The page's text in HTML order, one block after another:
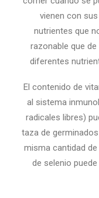
vienen con
nutrientes que
razonable que
diferentes
El contenido de
al sistema
radicales libres)
taza de
misma cantidad de
de selenio